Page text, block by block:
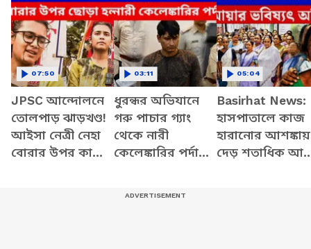
JPSC আন্দোলনে
তোলপাড় ঝাড়খণ্ড!
আইসা নেত্রী নেহা
বোরার উপর কালি
07:50
ধুরন্ধর অভিযানে
গরু পাচার গ্যাং
থেকে নারী
কেলেঙ্কারির পর্দা
03:11
Basirhat News:
হাসপাতালে কাজ
হারানোর আশঙ্কায়
দেড় শতাধিক
05:04